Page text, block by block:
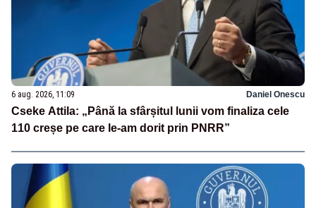
6 aug. 2026, 11:09 Daniel Onescu
Cseke Attila: „Până la sfârșitul lunii vom finaliza cele
110 creșe pe care le-am dorit prin PNRR”